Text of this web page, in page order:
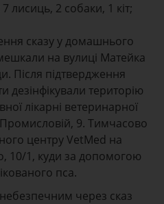
7 лисиць, 2 собаки, 1 кіт;
сказу у домашнього
на вулиці Матейка
Після підтвердження
дезінфікували територію
лікарні ветеринарної
9. Тимчасово
центру VetMed на
10/1, куди за допомогою
пса.
через сказ